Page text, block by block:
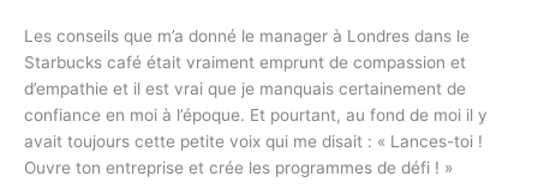
Les conseils que m’a donné le manager à Londres dans le
Starbucks café était vraiment emprunt de compassion et
d’empathie et il est vrai que je manquais certainement de
confiance en moi à l’époque. Et pourtant, au fond de moi il y
avait toujours cette petite voix qui me disait : « Lances-toi !
Ouvre ton entreprise et crée les programmes de défi ! »